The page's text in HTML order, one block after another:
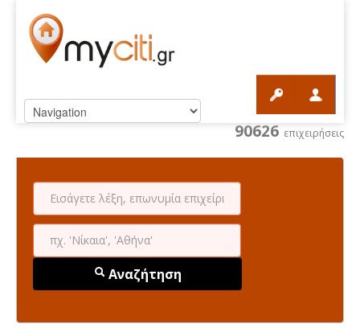
90626 επιχειρήσεις
Αναζήτηση